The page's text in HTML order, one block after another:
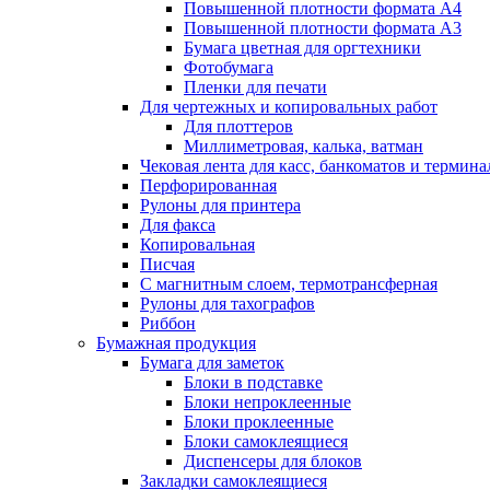
Повышенной плотности формата А4
Повышенной плотности формата А3
Бумага цветная для оргтехники
Фотобумага
Пленки для печати
Для чертежных и копировальных работ
Для плоттеров
Миллиметровая, калька, ватман
Чековая лента для касс, банкоматов и
Перфорированная
Рулоны для принтера
Для факса
Копировальная
Писчая
С магнитным слоем, термотрансферная
Рулоны для тахографов
Риббон
Бумажная продукция
Бумага для заметок
Блоки в подставке
Блоки непроклеенные
Блоки проклеенные
Блоки самоклеящиеся
Диспенсеры для блоков
Закладки самоклеящиеся